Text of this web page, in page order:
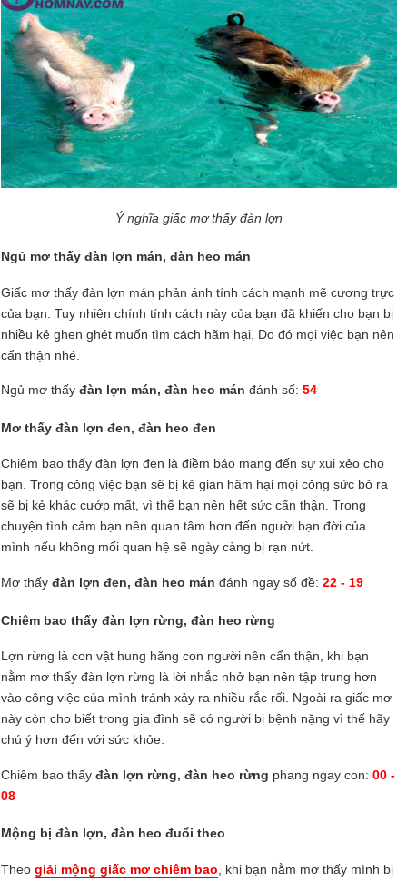
Ý nghĩa giấc mơ thấy đàn lợn
Ngủ mơ thấy đàn lợn mán, đàn heo mán
Giấc mơ thấy đàn lợn mán phản ánh tính cách mạnh mẽ cương trực
của bạn. Tuy nhiên chính tính cách này của bạn đã khiến cho bạn bị
nhiều kẻ ghen ghét muốn tìm cách hãm hại. Do đó mọi việc bạn nên
cẩn thận nhé.
Ngủ mơ thấy đàn lợn mán, đàn heo mán đánh số: 54
Mơ thấy đàn lợn đen, đàn heo đen
Chiêm bao thấy đàn lợn đen là điềm báo mang đến sự xui xẻo cho
bạn. Trong công việc bạn sẽ bị kẻ gian hãm hại mọi công sức bỏ ra
sẽ bị kẻ khác cướp mất, vì thế bạn nên hết sức cẩn thận. Trong
chuyện tình cảm bạn nên quan tâm hơn đến người bạn đời của
mình nếu không mối quan hệ sẽ ngày càng bị rạn nứt.
Mơ thấy đàn lợn đen, đàn heo mán đánh ngay số đề: 22 - 19
Chiêm bao thấy đàn lợn rừng, đàn heo rừng
Lợn rừng là con vật hung hăng con người nên cẩn thận, khi bạn
nằm mơ thấy đàn lợn rừng là lời nhắc nhở bạn nên tập trung hơn
vào công việc của mình tránh xảy ra nhiều rắc rối. Ngoài ra giấc mơ
này còn cho biết trong gia đình sẽ có người bị bệnh nặng vì thế hãy
chú ý hơn đến với sức khỏe.
Chiêm bao thấy đàn lợn rừng, đàn heo rừng phang ngay con: 00 -
08
Mộng bị đàn lợn, đàn heo đuổi theo
Theo giải mộng giấc mơ chiêm bao , khi bạn nằm mơ thấy mình bị